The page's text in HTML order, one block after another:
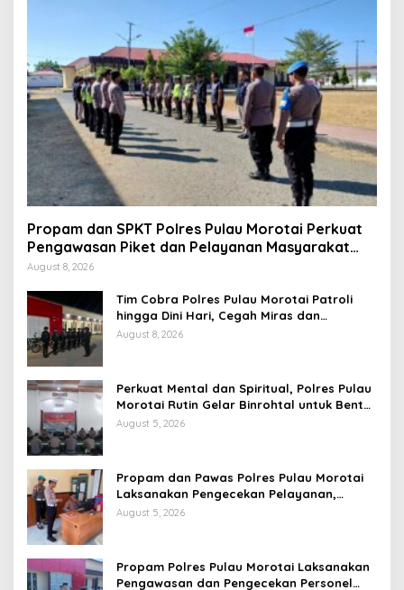
Propam dan SPKT Polres Pulau Morotai Perkuat
Pengawasan Piket dan Pelayanan Masyarakat
Selama 1×24 Jam
August 8, 2026
Tim Cobra Polres Pulau Morotai Patroli
hingga Dini Hari, Cegah Miras dan
Gangguan Kamtibmas
August 8, 2026
Perkuat Mental dan Spiritual, Polres Pulau
Morotai Rutin Gelar Binrohtal untuk Bentuk
Personel Berintegritas
August 5, 2026
Propam dan Pawas Polres Pulau Morotai
Laksanakan Pengecekan Pelayanan,
Pastikan Masyarakat Mendapat
August 5, 2026
Propam Polres Pulau Morotai Laksanakan
Pengawasan dan Pengecekan Personel